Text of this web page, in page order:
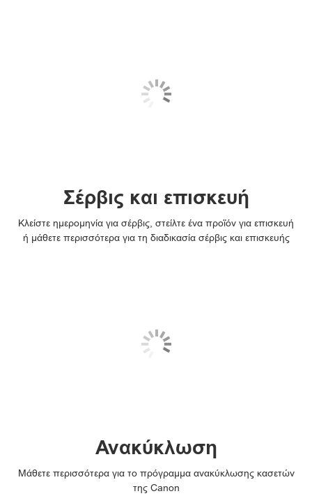
Σέρβις και επισκευή
Κλείστε ημερομηνία για σέρβις, στείλτε ένα προϊόν για επισκευή
ή μάθετε περισσότερα για τη διαδικασία σέρβις και επισκευής
Ανακύκλωση
Μάθετε περισσότερα για το πρόγραμμα ανακύκλωσης κασετών
της Canon